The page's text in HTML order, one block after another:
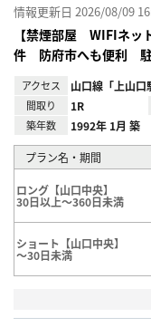
情報更新日 2026/08/09
【禁煙部屋 WIFIネッ
件 防府市へも便利 駐
アクセス 山口線「上山口
間取り 1R
築年数 1992年 1月 築
プラン名・期間
ロング【山口中央】
30日以上～360日未満
ショート【山口中央】
～30日未満